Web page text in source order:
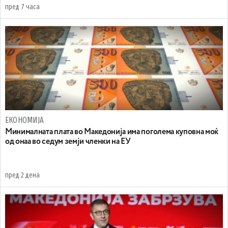
пред 7 часа
ЕКОНОМИЈА
Минималната плата во Македонија има поголема куповна моќ
од онаа во седум земји членки на ЕУ
пред 2 дена